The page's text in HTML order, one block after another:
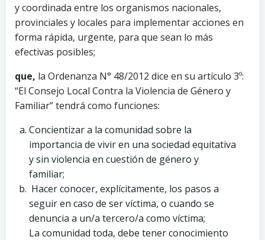
y coordinada entre los organismos nacionales,
provinciales y locales para implementar acciones en
forma rápida, urgente, para que sean lo más
efectivas posibles;
que, la Ordenanza N° 48/2012 dice en su artículo 3º:
“El Consejo Local Contra la Violencia de Género y
Familiar” tendrá como funciones:
Concientizar a la comunidad sobre la
importancia de vivir en una sociedad equitativa
y sin violencia en cuestión de género y
familiar;
Hacer conocer, explícitamente, los pasos a
seguir en caso de ser víctima, o cuando se
denuncia a un/a tercero/a como víctima;
La comunidad toda, debe tener conocimiento